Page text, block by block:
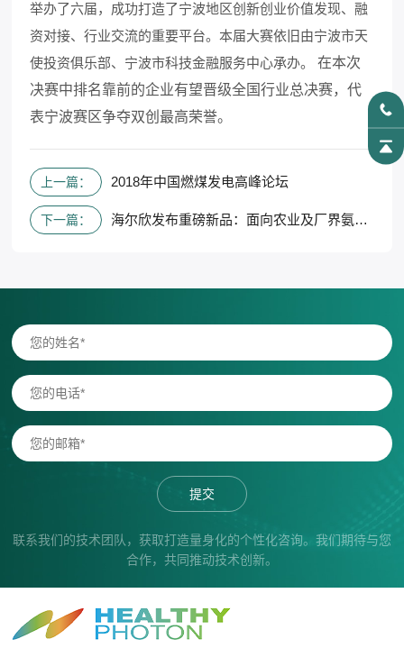
举办了六届，成功打造了宁波地区创新创业价值发现、融
资对接、行业交流的重要平台。本届大赛依旧由宁波市天
使投资俱乐部、宁波市科技金融服务中心承办。
在本次
决赛中排名靠前的企业有望晋级全国行业总决赛，代
表宁波赛区争夺双创最高荣誉。
上一篇： 2018年中国燃煤发电高峰论坛
下一篇： 海尔欣发布重磅新品：面向农业及厂界氨气巡检的高精度激光分析仪
提交
联系我们的技术团队，获取打造量身化的个性化咨询。我们期待与您
合作，共同推动技术创新。